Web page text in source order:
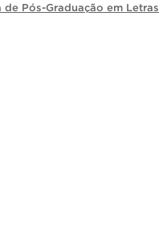
de Pós-Graduação em Letras